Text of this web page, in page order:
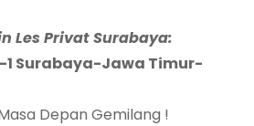
Les Privat Surabaya:
1 Surabaya-Jawa Timur-
Depan Gemilang !